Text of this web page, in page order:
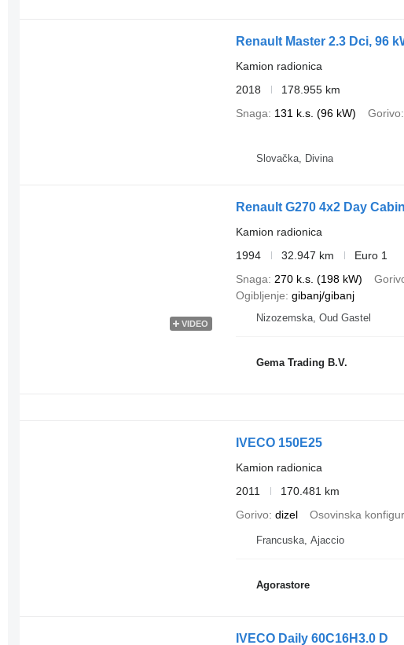
Renault Master 2.3 Dci, 96
Kamion radionica
2018
178.955 km
Snaga
131 k.s. (96 kW) Gorivo
Slovačka, Divina
VIDEO
Renault G270 4x2 Day
Kamion radionica
1994
32.947 km
Euro 1
Snaga
270 k.s. (198 kW)
Ogibljenje gibanj/gibanj
Nizozemska, Oud Gastel
Gema Trading B.V.
IVECO 150E25
Kamion radionica
2011
170.481 km
Gorivo dizel Osovinska
Francuska, Ajaccio
Agorastore
IVECO Daily 60C16H3.0 D